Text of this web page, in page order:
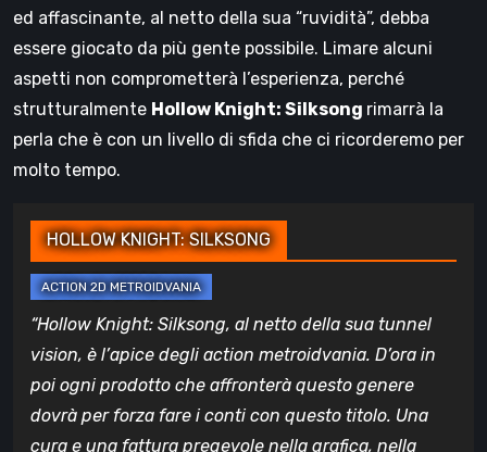
ed affascinante, al netto della sua “ruvidità”, debba
essere giocato da più gente possibile. Limare alcuni
aspetti non comprometterà l’esperienza, perché
strutturalmente Hollow Knight: Silksong rimarrà la
perla che è con un livello di sfida che ci ricorderemo per
molto tempo.
HOLLOW KNIGHT: SILKSONG
“Hollow Knight: Silksong, al netto della sua tunnel
vision, è l’apice degli action metroidvania. D’ora in
poi ogni prodotto che affronterà questo genere
dovrà per forza fare i conti con questo titolo. Una
cura e una fattura pregevole nella grafica, nella